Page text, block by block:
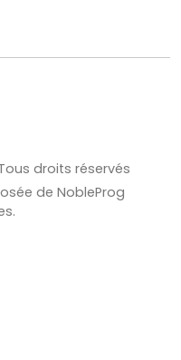
droits réservés
de NobleProg